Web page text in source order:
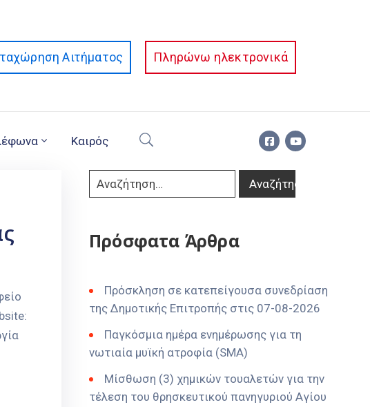
Αιτήματος Πληρώνω ηλεκτρονικά
Καιρός
Πρόσφατα Άρθρα
Πρόσκληση σε κατεπείγουσα συνεδρίαση
της Δημοτικής Επιτροπής στις 07-08-2026
Παγκόσμια ημέρα ενημέρωσης για τη
νωτιαία μυϊκή ατροφία (SMA)
Μίσθωση (3) χημικών τουαλετών για την
τέλεση του θρησκευτικού πανηγυριού Αγίου